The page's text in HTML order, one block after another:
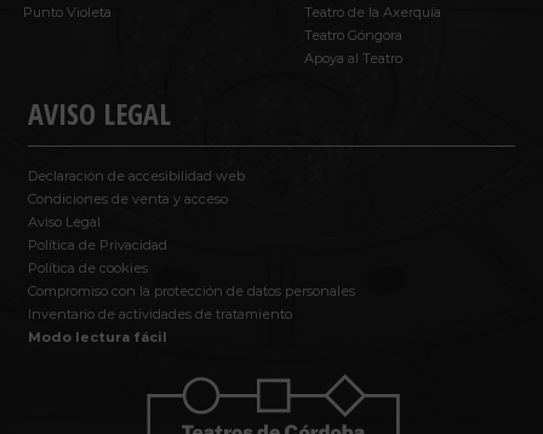
Punto Violeta
AVISO LEGAL
Declaración de accesibilidad web
Condiciones de venta y acceso
Aviso Legal
Política de Privacidad
Política de cookies
Compromiso con la protección de datos personales
Inventario de actividades de tratamiento
Modo lectura fácil
Teatro de la Axerquía
Teatro Góngora
Apoya al Teatro